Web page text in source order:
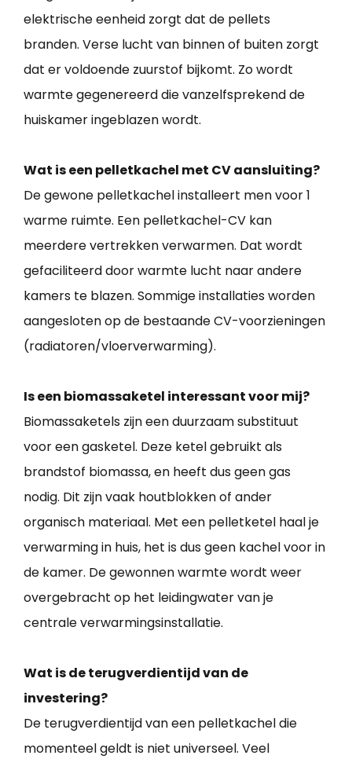
elektrische eenheid zorgt dat de pellets
branden. Verse lucht van binnen of buiten zorgt
dat er voldoende zuurstof bijkomt. Zo wordt
warmte gegenereerd die vanzelfsprekend de
huiskamer ingeblazen wordt.
Wat is een pelletkachel met CV aansluiting?
De gewone pelletkachel installeert men voor 1
warme ruimte. Een pelletkachel-CV kan
meerdere vertrekken verwarmen. Dat wordt
gefaciliteerd door warmte lucht naar andere
kamers te blazen. Sommige installaties worden
aangesloten op de bestaande CV-voorzieningen
(radiatoren/vloerverwarming).
Is een biomassaketel interessant voor mij?
Biomassaketels zijn een duurzaam substituut
voor een gasketel. Deze ketel gebruikt als
brandstof biomassa, en heeft dus geen gas
nodig. Dit zijn vaak houtblokken of ander
organisch materiaal. Met een pelletketel haal je
verwarming in huis, het is dus geen kachel voor in
de kamer. De gewonnen warmte wordt weer
overgebracht op het leidingwater van je
centrale verwarmingsinstallatie.
Wat is de terugverdientijd van de
investering?
De terugverdientijd van een pelletkachel die
momenteel geldt is niet universeel. Veel